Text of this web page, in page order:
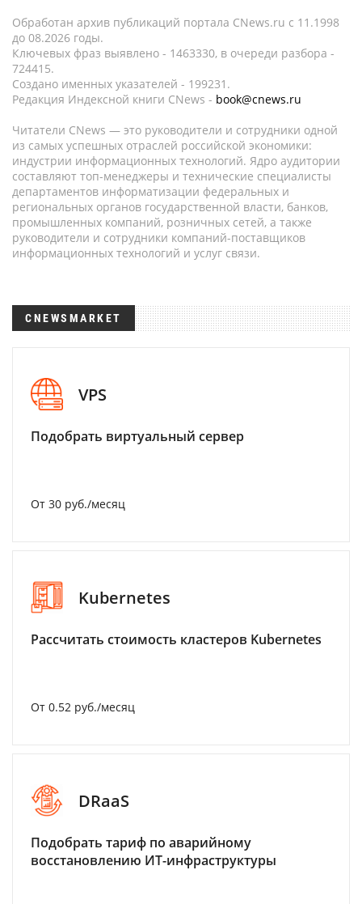
Обработан архив публикаций портала CNews.ru c 11.1998
до 08.2026 годы.
Ключевых фраз выявлено - 1463330, в очереди разбора -
724415.
Создано именных указателей - 199231.
Редакция Индексной книги CNews - book@cnews.ru
Читатели CNews — это руководители и сотрудники одной
из самых успешных отраслей российской экономики:
индустрии информационных технологий. Ядро аудитории
составляют топ-менеджеры и технические специалисты
департаментов информатизации федеральных и
региональных органов государственной власти, банков,
промышленных компаний, розничных сетей, а также
руководители и сотрудники компаний-поставщиков
информационных технологий и услуг связи.
CNEWSMARKET
VPS
Подобрать виртуальный сервер
От 30 руб./месяц
Kubernetes
Рассчитать стоимость кластеров Kubernetes
От 0.52 руб./месяц
DRaaS
Подобрать тариф по аварийному
восстановлению ИТ-инфраструктуры